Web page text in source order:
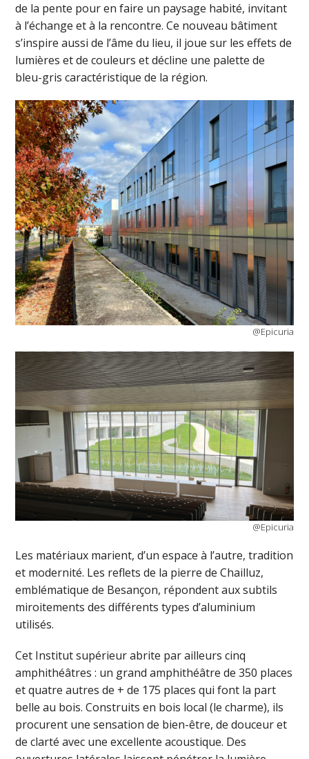
de la pente pour en faire un paysage habité, invitant
à l’échange et à la rencontre. Ce nouveau bâtiment
s’inspire aussi de l’âme du lieu, il joue sur les effets de
lumières et de couleurs et décline une palette de
bleu-gris caractéristique de la région.
@Epicuria
@Epicuria
Les matériaux marient, d’un espace à l’autre, tradition
et modernité. Les reflets de la pierre de Chailluz,
emblématique de Besançon, répondent aux subtils
miroitements des différents types d’aluminium
utilisés.
Cet Institut supérieur abrite par ailleurs cinq
amphithéâtres : un grand amphithéâtre de 350 places
et quatre autres de + de 175 places qui font la part
belle au bois. Construits en bois local (le charme), ils
procurent une sensation de bien-être, de douceur et
de clarté avec une excellente acoustique. Des